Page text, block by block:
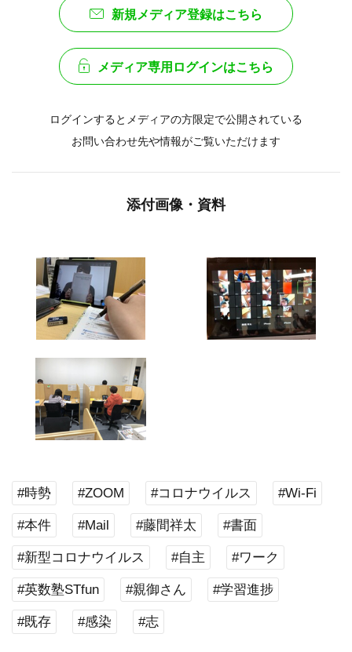
新規メディア登録はこちら
メディア専用ログインはこちら
ログインするとメディアの方限定で公開されている
お問い合わせ先や情報がご覧いただけます
添付画像・資料
#時勢 #ZOOM #コロナウイルス #Wi-Fi
#本件 #Mail #藤間祥太 #書面
#新型コロナウイルス #自主 #ワーク
#英数塾STfun #親御さん #学習進捗
#既存 #感染 #志